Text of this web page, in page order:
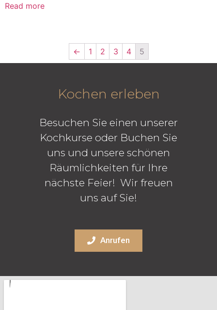
Read more
← 1 2 3 4 5
Kochen erleben
Besuchen Sie einen unserer
Kochkurse oder Buchen Sie
uns und unsere schönen
Räumlichkeiten für Ihre
nächste Feier! Wir freuen
uns auf Sie!
Anrufen